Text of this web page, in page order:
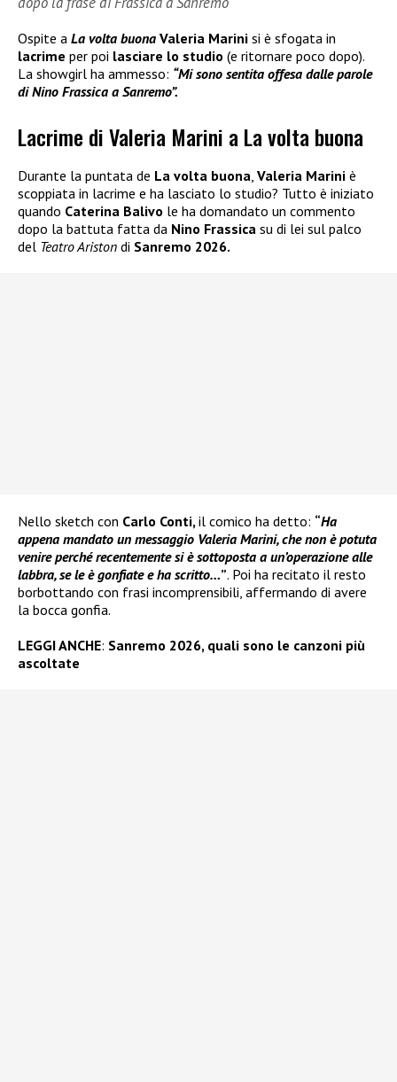
Ospite a La volta buona Valeria Marini si è sfogata in
lacrime per poi lasciare lo studio (e ritornare poco dopo).
La showgirl ha ammesso: “Mi sono sentita offesa dalle parole
di Nino Frassica a Sanremo”.
Lacrime di Valeria Marini a La volta buona
Durante la puntata de La volta buona Valeria Marini è
scoppiata in lacrime e ha lasciato lo studio? Tutto è iniziato
quando Caterina Balivo le ha domandato un commento
dopo la battuta fatta da Nino Frassica su di lei sul palco
del Teatro Ariston di Sanremo 2026.
Nello sketch con Carlo Conti, il comico ha detto: “Ha
appena mandato un messaggio Valeria Marini, che non è potuta
venire perché recentemente si è sottoposta a un’operazione alle
labbra, se le è gonfiate e ha scritto…”. Poi ha recitato il resto
borbottando con frasi incomprensibili, affermando di avere
la bocca gonfia.
LEGGI ANCHE: Sanremo 2026, quali sono le canzoni più
ascoltate